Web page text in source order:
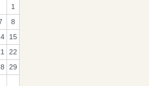
1
8
15
22
29